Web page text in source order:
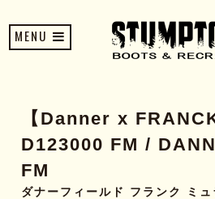
MENU
【Danner x
D123000 FM /
FM
ダナーフィールド フランク ミュ